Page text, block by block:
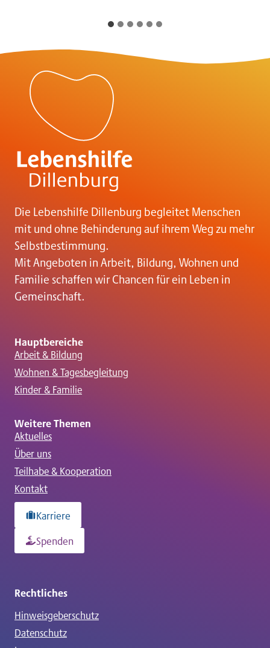
Die Lebenshilfe Dillenburg begleitet Menschen
mit und ohne Behinderung auf ihrem Weg zu mehr
Selbstbestimmung.
Mit Angeboten in Arbeit, Bildung, Wohnen und
Familie schaffen wir Chancen für ein Leben in
Gemeinschaft.
Hauptbereiche
Arbeit & Bildung
Wohnen & Tagesbegleitung
Kinder & Familie
Weitere Themen
Aktuelles
Über uns
Teilhabe & Kooperation
Kontakt
Karriere
Spenden
Rechtliches
Hinweisgeberschutz
Datenschutz